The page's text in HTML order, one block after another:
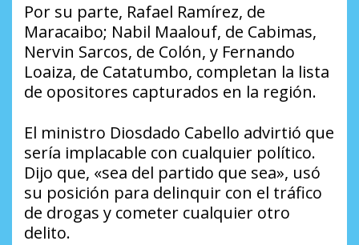
Por su parte, Rafael Ramírez, de
Maracaibo; Nabil Maalouf, de Cabimas,
Nervin Sarcos, de Colón, y Fernando
Loaiza, de Catatumbo, completan la lista
de opositores capturados en la región.
El ministro Diosdado Cabello advirtió que
sería implacable con cualquier político.
Dijo que, «sea del partido que sea», usó
su posición para delinquir con el tráfico
de drogas y cometer cualquier otro
delito.